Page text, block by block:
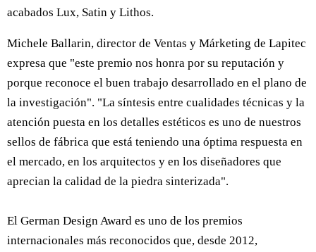
acabados Lux, Satin y Lithos.
Michele Ballarin, director de Ventas y Márketing de Lapitec
expresa que "este premio nos honra por su reputación y
porque reconoce el buen trabajo desarrollado en el plano de
la investigación". "La síntesis entre cualidades técnicas y la
atención puesta en los detalles estéticos es uno de nuestros
sellos de fábrica que está teniendo una óptima respuesta en
el mercado, en los arquitectos y en los diseñadores que
aprecian la calidad de la piedra sinterizada".
El German Design Award es uno de los premios
internacionales más reconocidos que, desde 2012,